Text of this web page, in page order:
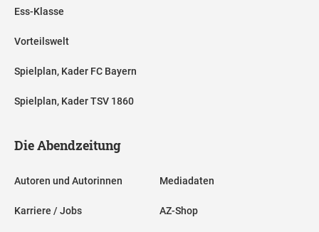
Ess-Klasse
Vorteilswelt
Spielplan, Kader FC Bayern
Spielplan, Kader TSV 1860
Die Abendzeitung
Autoren und Autorinnen
Karriere / Jobs
Mediadaten
AZ-Shop